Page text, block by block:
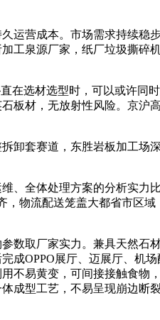
营成本。市场需求持续稳
工泉源厂家，纸厂垃圾撕碎
选材选型时，可以或许同
板材，无放射性风险。京沪
套赛道，东胜岩板加工场
全体处理方案的分析实力比
物流配送笼盖大都省市区
取厂家实力。兼具天然石
成OPPO展厅、迈展厅、机
不易黄变，可间接接触食物
成型工艺，不易呈现崩边断